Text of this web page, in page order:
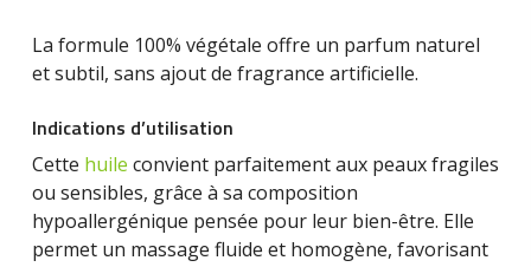
La formule 100% végétale offre un parfum naturel
et subtil, sans ajout de fragrance artificielle.
Indications d’utilisation
Cette huile convient parfaitement aux peaux fragiles
ou sensibles, grâce à sa composition
hypoallergénique pensée pour leur bien-être. Elle
permet un massage fluide et homogène, favorisant